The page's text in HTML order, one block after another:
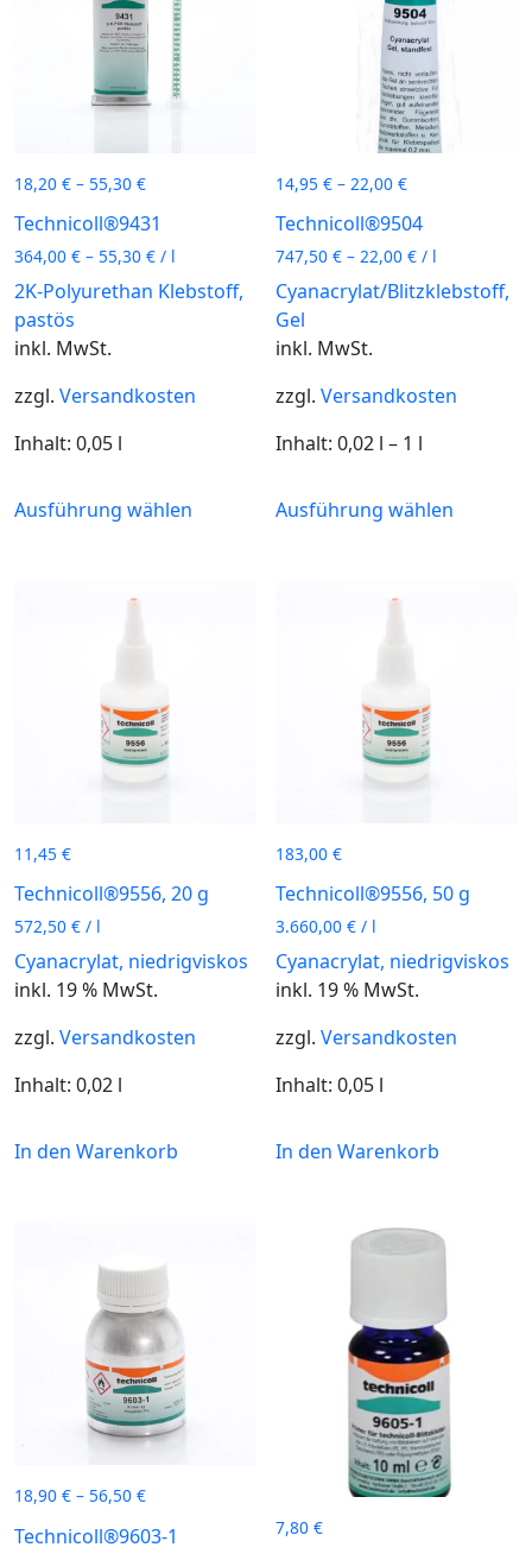
18,20 € – 55,30 €
Technicoll®9431
364,00 € – 55,30 € / l
2K-Polyurethan Klebstoff,
pastös
inkl. MwSt.
zzgl. Versandkosten
Inhalt: 0,05 l
Ausführung wählen
14,95€ – 22,00€
Technicoll®9504
747,50€ –22,00€ / l
Cyanacrylat/Blitzklebstoff,
Gel
inkl. MwSt.
zzgl.Versandkosten
Inhalt: 0,02 l – 1 l
Ausführung wählen
11,45 €
Technicoll®9556, 20 g
572,50 € / l
Cyanacrylat, niedrigviskos
inkl. 19 % MwSt.
zzgl. Versandkosten
Inhalt: 0,02 l
In den Warenkorb
183,00€
Technicoll®9556, 50 g
3.660,00€ / l
Cyanacrylat, niedrigviskos
inkl. 19 % MwSt.
zzgl.Versandkosten
Inhalt: 0,05 l
In den Warenkorb
18,90 € – 56,50 €
Technicoll®9603-1 7,80€